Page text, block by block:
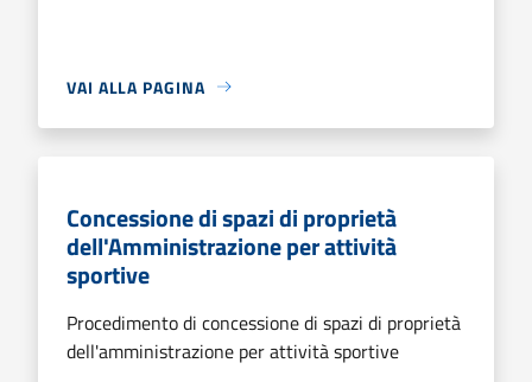
VAI ALLA PAGINA
Concessione di spazi di proprietà
dell'Amministrazione per attività
sportive
Procedimento di concessione di spazi di proprietà
dell'amministrazione per attività sportive